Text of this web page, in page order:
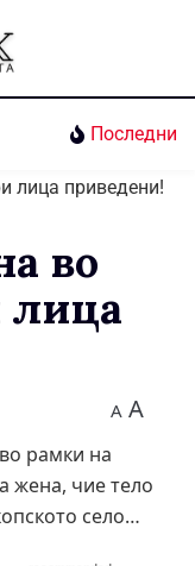
Последни
во
лица
A A
рамки на
жена, чие тело
село…